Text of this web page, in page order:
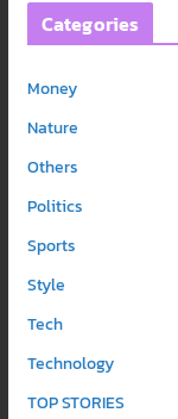
Categories
Money
Nature
Others
Politics
Sports
Style
Tech
Technology
TOP STORIES